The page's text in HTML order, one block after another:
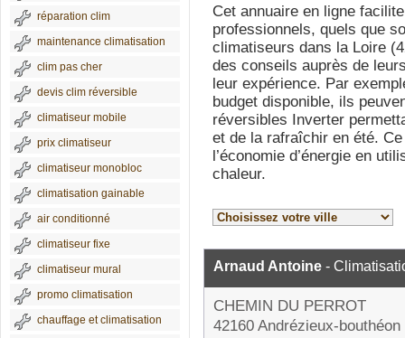
réparation clim
maintenance climatisation
clim pas cher
devis clim réversible
climatiseur mobile
prix climatiseur
climatiseur monobloc
climatisation gainable
air conditionné
climatiseur fixe
climatiseur mural
promo climatisation
chauffage et climatisation
Cet annuaire en ligne
professionnels, quels que
climatiseurs dans la Loire
des conseils auprès de
leur expérience. Par
budget disponible, ils
réversibles Inverter
et de la rafraîchir en été.
l’économie d’énergie en
chaleur.
Arnaud Antoine -
CHEMIN DU PERROT
42160 Andrézieux-bouthéon